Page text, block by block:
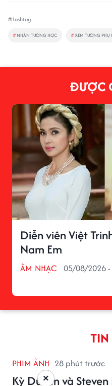
#Hashtag
# NHÂN TƯỚNG HỌC #XEM TƯỚNG PHỤ
ĐƯỢC
Diễn viên Việt
Nam Em
ÂM NHẠC 05/08/2026
PHIM ẢNH 28 phút trước
Kỳ Duyên và
×